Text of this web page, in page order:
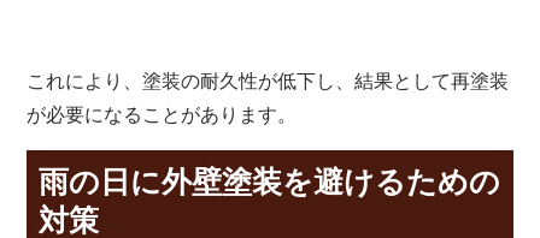
これにより、塗装の耐久性が低下し、結果として再塗装
が必要になることがあります。
雨の日に外壁塗装を避けるための
対策